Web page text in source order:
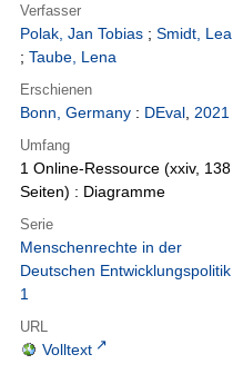
Verfasser
Polak, Jan Tobias ; Smidt, Lea
; Taube, Lena
Erschienen
Bonn, Germany : DEval, 2021
Umfang
1 Online-Ressource (xxiv, 138
Seiten) : Diagramme
Serie
Menschenrechte in der
Deutschen
1
URL
Volltext